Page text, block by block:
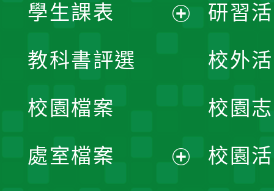
學生課表
單
教科書評選
校園檔案
處室檔案
研習
校外
校園
校園